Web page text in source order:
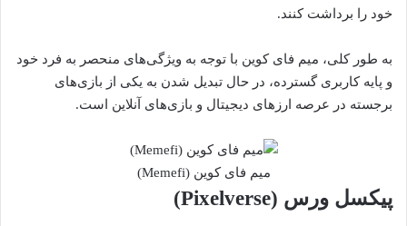
خود را برداشت کنند.
به طور کلی، میم فای کوین با توجه به ویژگی‌های منحصر به فرد خود
و پایه کاربری گسترده، در حال تبدیل شدن به یکی از بازی‌های
برجسته در عرصه ارزهای دیجیتال و بازی‌های آنلاین است.
میم فای کوین (Memefi)
پیکسل ورس (Pixelverse)